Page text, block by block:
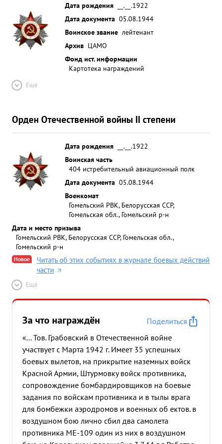
от нашей деревни МЕДВЕДКОВО. ...»
Дата рождения
__.__.1922
Дата документа 05.08.1944
Воинское звание лейтенант
Архив ЦАМО
Фонд ист. информации
Картотека награждений
Ещё
Орден Отечественной войны II степени
Дата рождения
__.__.1922
Воинская часть
404 истребительный авиационный полк
Дата документа 05.08.1944
Военкомат
Гомельский РВК, Белорусская ССР,
Гомельская обл., Гомельский р-н
Дата и место призыва
Гомельский РВК, Белорусская ССР, Гомельская обл.,
Гомельский р-н
Новое
Читать об этих событиях в журнале боевых действий
части
Ещё
За что награждён
Поделиться
«... Тов. Грабовский в Отечественной войне
участвует с Марта 1942 г. Имеет 35 успешных
боевых вылетов, на прикрытие наземных войск
Красной Армии, Штурмовку войск противника,
сопровождение бомбардировщиков на боевые
задания по войскам противника и в тылы врага
для бомбежки аэродромов и военных об ектов. в
воздушном бою лично сбил два самолета
противника МЕ-109 один из них в воздушном